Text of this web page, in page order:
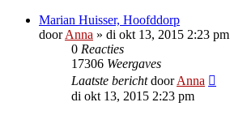
Marian Huisser, Hoofddorp
doorAnna » di okt 13, 2015 2:23 pm
0 Reacties
17306 Weergaves
Laatste berichtdoorAnna
di okt 13, 2015 2:23 pm